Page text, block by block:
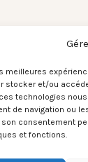
meilleures
stocker et/ou
technologies
de navigation ou
son consentement
et fonctions.